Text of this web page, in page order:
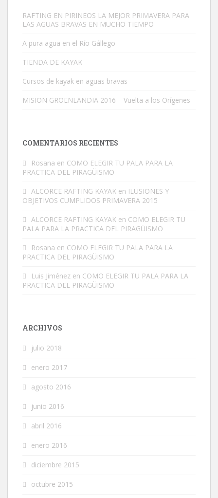
RAFTING EN PIRINEOS LA MEJOR PRIMAVERA PARA
LAS AGUAS BRAVAS EN MUCHO TIEMPO
A pura agua en el Río Gállego
TIENDA DE KAYAK
Cursos de kayak en aguas bravas
MISION GROENLANDIA 2016 – Vuelta a los Orígenes
COMENTARIOS RECIENTES
Rosana en COMO ELEGIR TU PALA PARA LA
PRACTICA DEL PIRAGÜISMO
ALCORCE RAFTING KAYAK en ILUSIONES Y
OBJETIVOS CUMPLIDOS PRIMAVERA 2015
ALCORCE RAFTING KAYAK en COMO ELEGIR TU
PALA PARA LA PRACTICA DEL PIRAGÜISMO
Rosana en COMO ELEGIR TU PALA PARA LA
PRACTICA DEL PIRAGÜISMO
Luis Jiménez en COMO ELEGIR TU PALA PARA LA
PRACTICA DEL PIRAGÜISMO
ARCHIVOS
julio 2018
enero 2017
agosto 2016
junio 2016
abril 2016
enero 2016
diciembre 2015
octubre 2015